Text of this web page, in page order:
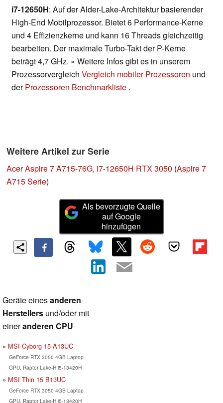
i7-12650H: Auf der Alder-Lake-Architektur basierender
High-End Mobilprozessor. Bietet 6 Performance-Kerne
und 4 Effizienzkerne und kann 16 Threads gleichzeitig
bearbeiten. Der maximale Turbo-Takt der P-Kerne
beträgt 4,7 GHz. » Weitere Infos gibt es in unserem
Prozessorvergleich Vergleich mobiler Prozessoren und
derProzessoren Benchmarkliste .
Weitere Artikel zur Serie
Acer Aspire 7 A715-76G, i7-12650H RTX 3050 (Aspire 7
A715 Serie)
Als bevorzugte Quelle
auf Google
hinzufügen
Geräte einesanderen
Herstellers und/oder mit
eineranderen CPU
MSI Cyborg 15 A13UC
GeForce RTX 3050 4GB Laptop
GPU, Raptor Lake-H i5-13420H
MSI Thin 15 B13UC
GeForce RTX 3050 4GB Laptop
GPU, Raptor Lake-H i5-13420H